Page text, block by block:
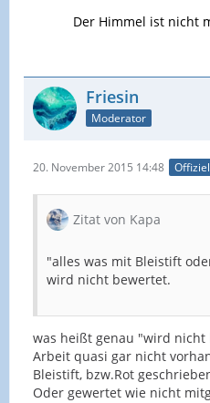
Der Himmel ist nicht
Friesin
Moderator
20. November 2015 14:48
Zitat von Kapa
"alles was mit Bleistift
wird nicht bewertet.
was heißt genau "wird nicht
Arbeit quasi gar nicht
Bleistift, bzw.Rot
Oder gewertet wie nicht